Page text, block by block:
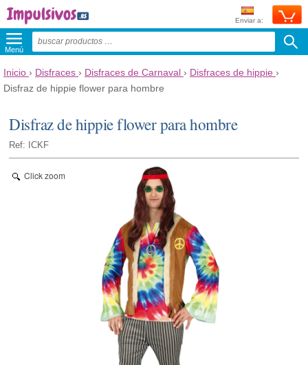
Enviar a:
Menú
Inicio › Disfraces › Disfraces de Carnaval › Disfraces de hippie ›
Disfraz de hippie flower para hombre
Disfraz de hippie flower para hombre
Ref: ICKF
Click zoom